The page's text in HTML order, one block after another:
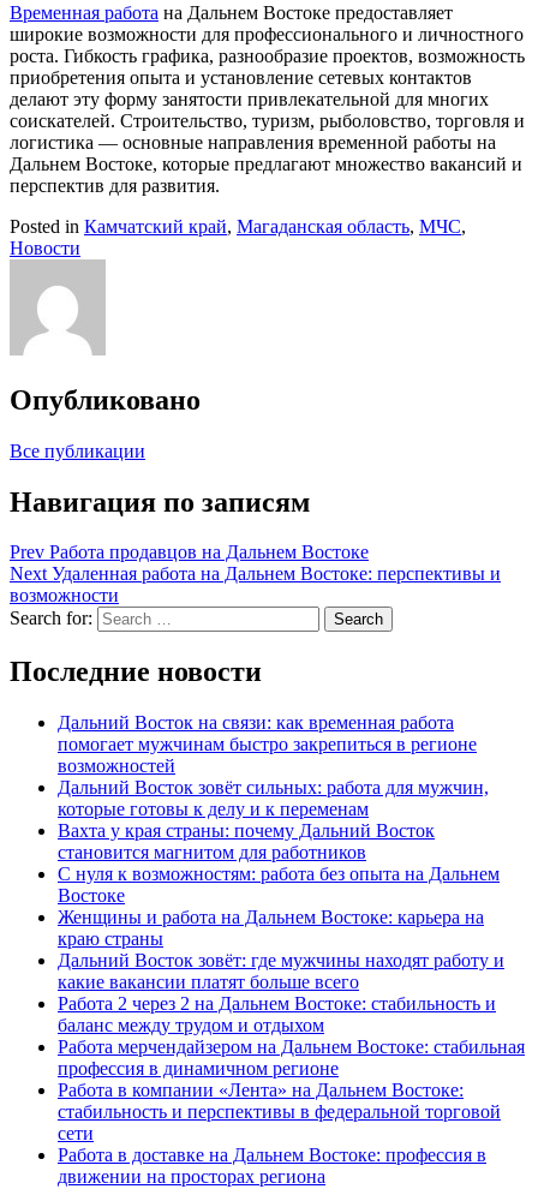
Временная работа на Дальнем Востоке предоставляет
широкие возможности для профессионального и личностного
роста. Гибкость графика, разнообразие проектов, возможность
приобретения опыта и установление сетевых контактов
делают эту форму занятости привлекательной для многих
соискателей. Строительство, туризм, рыболовство, торговля и
логистика — основные направления временной работы на
Дальнем Востоке, которые предлагают множество вакансий и
перспектив для развития.
Posted in Камчатский край, Магаданская область, МЧС,
Новости
Опубликовано
Все публикации
Навигация по записям
Prev Работа продавцов на Дальнем Востоке
Next Удаленная работа на Дальнем Востоке: перспективы и
возможности
Search for:
Search
Последние новости
Дальний Восток на связи: как временная работа
помогает мужчинам быстро закрепиться в регионе
возможностей
Дальний Восток зовёт сильных: работа для мужчин,
которые готовы к делу и к переменам
Вахта у края страны: почему Дальний Восток
становится магнитом для работников
С нуля к возможностям: работа без опыта на Дальнем
Востоке
Женщины и работа на Дальнем Востоке: карьера на
краю страны
Дальний Восток зовёт: где мужчины находят работу и
какие вакансии платят больше всего
Работа 2 через 2 на Дальнем Востоке: стабильность и
баланс между трудом и отдыхом
Работа мерчендайзером на Дальнем Востоке: стабильная
профессия в динамичном регионе
Работа в компании «Лента» на Дальнем Востоке:
стабильность и перспективы в федеральной торговой
сети
Работа в доставке на Дальнем Востоке: профессия в
движении на просторах региона